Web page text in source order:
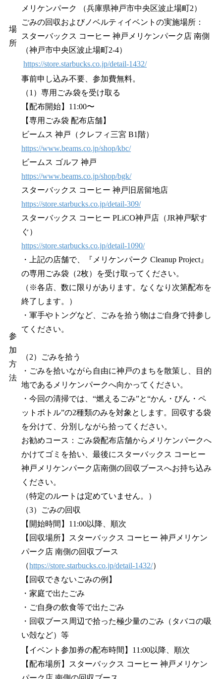
場
所
メリケンパーク （兵庫県神戸市中央区波止場町2）
ごみの回収およびノベルティイベントの実施場所：
スターバックス コーヒー 神戸メリケンパーク店 南側
（神戸市中央区波止場町2-4）
https://store.starbucks.co.jp/detail-1432/
参
加
方
法
事前申し込み不要、参加費無料。
（1）専用ごみ袋を受け取る
【配布開始】11:00〜
【専用ごみ袋 配布店舗】
ビームス 神戸（クレフィ三宮 B1階）
https://www.beams.co.jp/shop/kbc/
ビームス ゴルフ 神戸
https://www.beams.co.jp/shop/bgk/
スターバックス コーヒー 神戸旧居留地店
https://store.starbucks.co.jp/detail-309/
スターバックス コーヒー PLiCO神戸店（JR神戸駅す
ぐ）
https://store.starbucks.co.jp/detail-1090/
・上記の店舗で、『メリケンパーク Cleanup Project』
の専用ごみ袋（2枚）を受け取ってください。
（※各店、数に限りがあります。なくなり次第配布を
終了します。）
・軍手やトングなど、ごみを拾う物はご自身で持参し
てください。
（2）ごみを拾う
・ごみを拾いながら自由に神戸のまちを散策し、目的
地であるメリケンパークへ向かってください。
・今回の清掃では、“燃えるごみ”と“かん・びん・ペ
ットボトル”の2種類のみを対象とします。回収する袋
を分けて、分別しながら拾ってください。
お勧めコース：ごみ袋配布店舗からメリケンパークへ
かけてゴミを拾い、最後にスターバックス コーヒー
神戸メリケンパーク店南側の回収ブースへお持ち込み
ください。
（特定のルートは定めていません。）
（3）ごみの回収
【開始時間】11:00以降、順次
【回収場所】スターバックス コーヒー 神戸メリケン
パーク店 南側の回収ブース
（https://store.starbucks.co.jp/detail-1432/）
【回収できないごみの例】
・家庭で出たごみ
・ご自身の飲食等で出たごみ
・回収ブース周辺で拾った極少量のごみ（タバコの吸
い殻など）等
【イベント参加券の配布時間】11:00以降、順次
【配布場所】スターバックス コーヒー 神戸メリケン